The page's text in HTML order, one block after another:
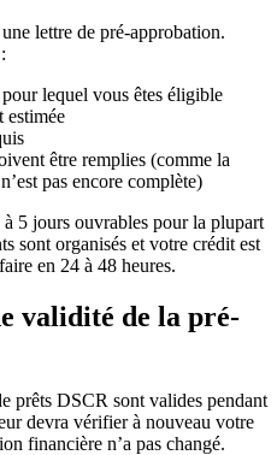
lettre de pré-approbation.
lequel vous êtes éligible
estimée
être remplies (comme la
pas encore complète)
à 5 jours ouvrables pour la plupart
sont organisés et votre crédit est
en 24 à 48 heures.
validité de la pré-
prêts DSCR sont valides pendant
devra vérifier à nouveau votre
financière n’a pas changé.